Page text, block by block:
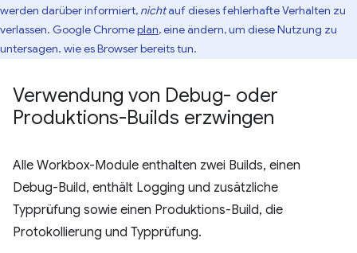
werden darüber informiert, nichtauf dieses fehlerhafte Verhalten zu
verlassen. Google Chromeplan, eine ändern, um diese Nutzung zu
untersagen. wie es Browser bereits tun.
Verwendung von Debug- oder
Produktions-Builds erzwingen
Alle Workbox-Module enthalten zwei Builds, einen
Debug-Build, enthält Logging und zusätzliche
Typprüfung sowie einen Produktions-Build, die
Protokollierung und Typprüfung.